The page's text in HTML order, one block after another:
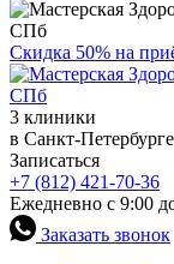
Скидка 50% на
3 клиники
в Санкт-Петербурге
Записаться
+7 (812) 421-70-36
Ежедневно с 9:00
Заказать звонок